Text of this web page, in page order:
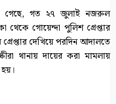
গেছে, গত ২৭ জুলাই নজরুল
থেকে গোয়েন্দা পুলিশ গ্রেপ্তার
দেখিয়ে পরদিন আদালতে
থানায় দায়ের করা মামলায়